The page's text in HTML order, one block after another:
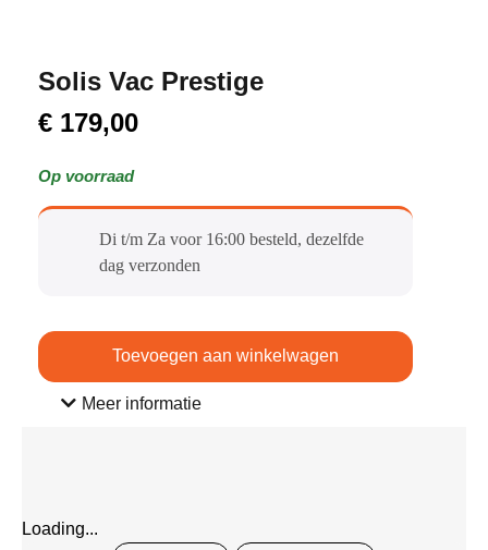
Solis Vac Prestige
€ 179,00
Op voorraad
Di t/m Za voor 16:00 besteld, dezelfde
dag verzonden​
Toevoegen aan winkelwagen
Meer informatie
Loading...